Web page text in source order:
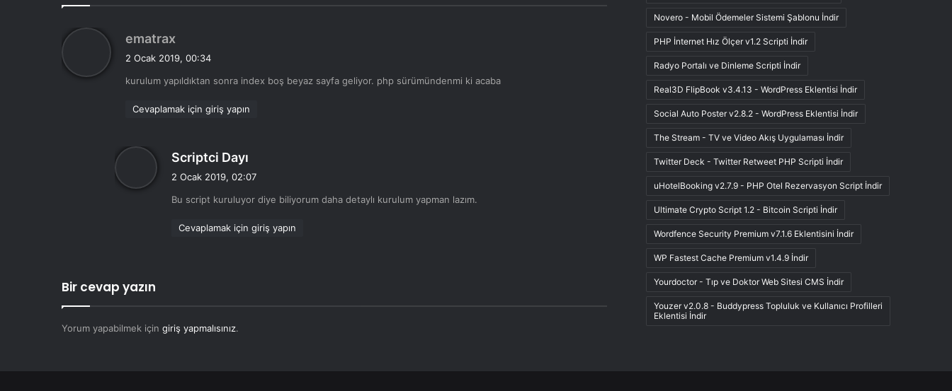
ematrax
e
i
2 Ocak 2019, 00:34
kurulum yapıldıktan sonra index boş beyaz sayfa geliyor. php sürümündenmi ki acaba
Cevaplamak için giriş yapın
Scriptci Dayı
e
i
2 Ocak 2019, 02:07
Bu script kuruluyor diye biliyorum daha detaylı kurulum yapman lazım.
Cevaplamak için giriş yapın
Bir cevap yazın
Yorum yapabilmek için giriş yapmalısınız.
Novero - Mobil Ödemeler Sistemi Şablonu İndir
PHP İnternet Hız Ölçer v1.2 Scripti İndir
Radyo Portalı ve Dinleme Scripti İndir
Real3D FlipBook v3.4.13 - WordPress Eklentisi İndir
Social Auto Poster v2.8.2 - WordPress Eklentisi İndir
The Stream - TV ve Video Akış Uygulaması İndir
Twitter Deck - Twitter Retweet PHP Scripti İndir
uHotelBooking v2.7.9 - PHP Otel Rezervasyon Script İndir
Ultimate Crypto Script 1.2 - Bitcoin Scripti İndir
Wordfence Security Premium v7.1.6 Eklentisini İndir
WP Fastest Cache Premium v1.4.9 İndir
Yourdoctor - Tıp ve Doktor Web Sitesi CMS İndir
Youzer v2.0.8 - Buddypress Topluluk ve Kullanıcı Profilleri
Eklentisi İndir